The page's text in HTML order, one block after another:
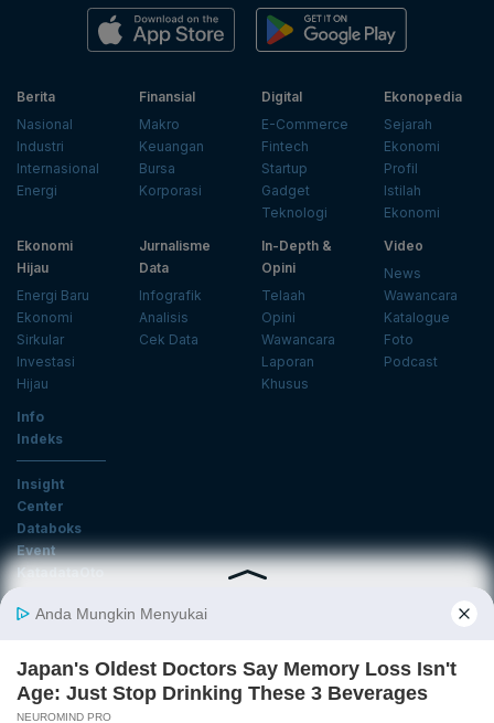
Berita
Nasional
Industri
Internasional
Energi
Finansial
Makro
Keuangan
Bursa
Korporasi
Digital
E-Commerce
Fintech
Startup
Gadget
Teknologi
Ekonopedia
Sejarah
Ekonomi
Profil
Istilah
Ekonomi
Ekonomi
Hijau
Energi Baru
Ekonomi
Sirkular
Investasi
Hijau
Jurnalisme
Data
Infografik
Analisis
Cek Data
In-Depth &
Opini
Telaah
Opini
Wawancara
Laporan
Khusus
Video
News
Wawancara
Katalogue
Foto
Podcast
Info
Indeks
Insight
Center
Databoks
Event
KatadataOto
Email
Daftar